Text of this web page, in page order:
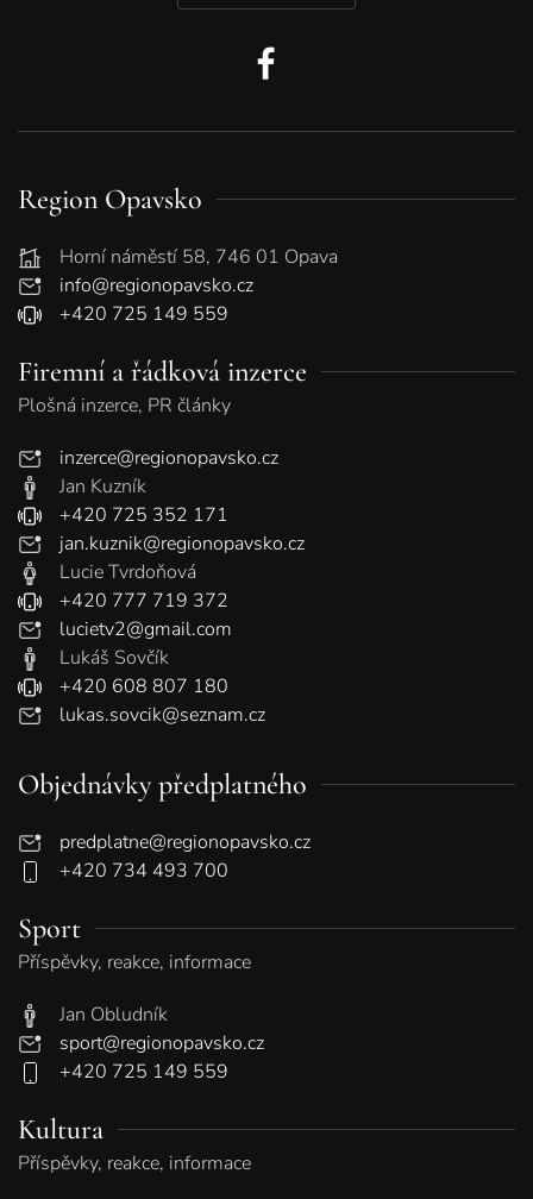
Region Opavsko
Horní náměstí 58, 746 01 Opava
info@regionopavsko.cz
+420 725 149 559
Firemní a řádková inzerce
Plošná inzerce, PR články
inzerce@regionopavsko.cz
Jan Kuzník
+420 725 352 171
jan.kuznik@regionopavsko.cz
Lucie Tvrdoňová
+420 777 719 372
lucietv2@gmail.com
Lukáš Sovčík
+420 608 807 180
lukas.sovcik@seznam.cz
Objednávky předplatného
predplatne@regionopavsko.cz
+420 734 493 700
Sport
Příspěvky, reakce, informace
Jan Obludník
sport@regionopavsko.cz
+420 725 149 559
Kultura
Příspěvky, reakce, informace